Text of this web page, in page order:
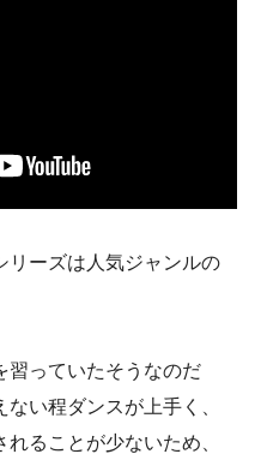
リーズは人気ジャンルの
習っていたそうなのだ
い程ダンスが上手く、
ることが少ないため、